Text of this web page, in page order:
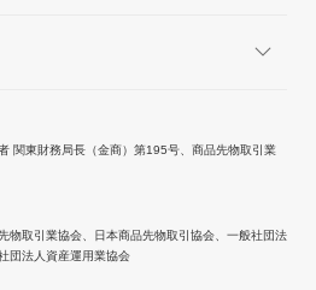
関東財務局長（金商）第195号、商品先物取引業
物取引業協会、日本商品先物取引協会、一般社団法
団法人資産運用業協会